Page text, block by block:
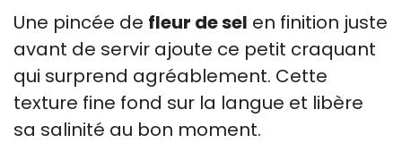
Une pincée de fleur de sel en finition juste
avant de servir ajoute ce petit craquant
qui surprend agréablement. Cette
texture fine fond sur la langue et libère
sa salinité au bon moment.